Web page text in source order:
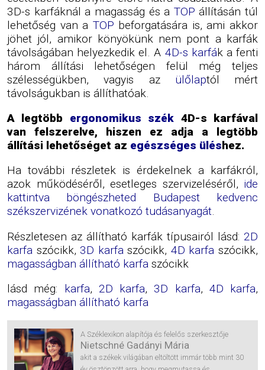
3D-s karfáknál a magasság és a TOP állításán túl
lehetőség van a TOP beforgatására is, ami akkor
jöhet jól, amikor könyökünk nem pont a karfák
távolságában helyezkedik el. A 4D-s karfák a fenti
három állítási lehetőségen felül még teljes
szélességükben, vagyis az ülőlaptól mért
távolságukban is állíthatóak.
A legtöbb ergonomikus szék 4D-s karfával
van felszerelve, hiszen ez adja a legtöbb
állítási lehetőséget az egészséges üléshez.
Ha további részletek is érdekelnek a karfákról,
azok működéséről, esetleges szervizeléséről, ide
kattintva böngészheted Budapest kedvenc
székszervizének vonatkozó tudásanyagát.
Részletesen az állítható karfák típusairól lásd: 2D
karfa szócikk, 3D karfaszócikk, 4D karfa szócikk,
magasságban állítható karfa szócikk
lásd még: karfa, 2D karfa, 3D karfa, 4D karfa,
magasságban állítható karfa
A Széklexikon alapítója és felelős szerkesztője
Nietschné Gadányi Mária
akit a székek világában eltöltött immár több mint 30